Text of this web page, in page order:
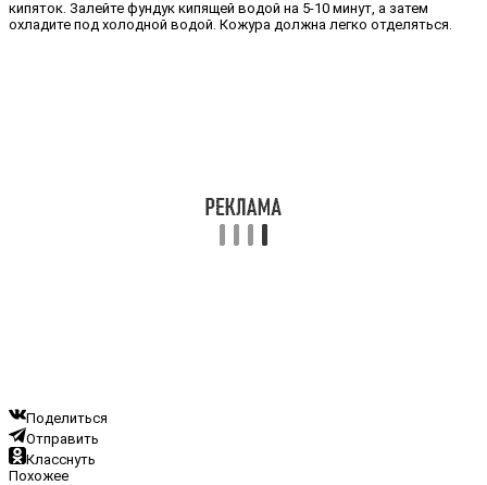
кипяток. Залейте фундук кипящей водой на 5-10 минут, а затем
охладите под холодной водой. Кожура должна легко отделяться.
Поделиться
Отправить
Класснуть
Похожее